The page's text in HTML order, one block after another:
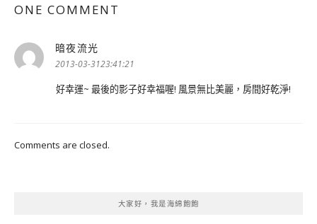
ONE COMMENT
暗夜流光
示:
2013-03-3123:41:21
好幸運~ 最後的影子好幸福喔! 風景無比美麗，房間好乾淨!
Comments are closed.
大家好，我是海綿飽飽